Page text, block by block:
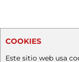
COOKIES
Este sitio web usa